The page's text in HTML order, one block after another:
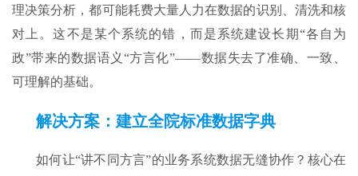
理决策分析，都可能耗费大量人力在数据的识别、清洗和核
对上。这不是某个系统的错，而是系统建设长期“各自为
政”带来的数据语义“方言化”——数据失去了准确、一致、
可理解的基础。
解决方案：建立全院标准数据字典​​
如何让“讲不同方言”的业务系统数据无缝协作？核心在